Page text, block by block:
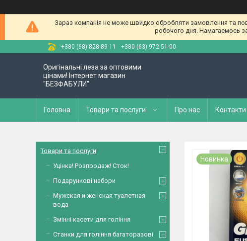
Зараз компанія не може швидко обробляти замовлення та
робочого дня. Намагаемось
+380 (68) 828-89-11 +380 (63) 972-51-00
Оригінальні леза за оптовими
цінами! Інтернет магазин
"БЕЗФАБУЛИ"
Головна Товари та послуги Про нас Контакти
Новинка
Товари та послуги
Уцінка! Розпродаж! Сток!
Подарункові набори
Мужская и женская туалетная
вода
Змінні касети для гоління
Станки для гоління багаторазові